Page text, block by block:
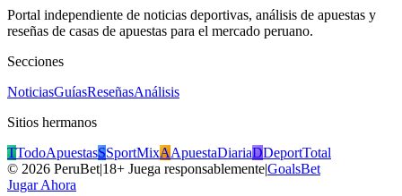
Portal independiente de noticias deportivas, análisis de apuestas y
reseñas de casas de apuestas para el mercado peruano.
Secciones
NoticiasGuíasReseñasAnálisis
Sitios hermanos
TTodoApuestasSSportMixAApuestaDiariaDDeportTotal
© 2026 PeruBet|18+ Juega responsablemente|GoalsBet
Jugar Ahora